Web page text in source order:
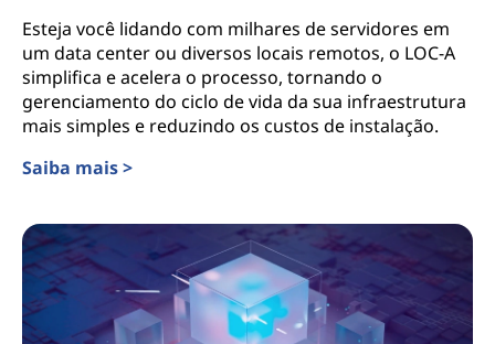
Esteja você lidando com milhares de servidores em
um data center ou diversos locais remotos, o LOC-A
simplifica e acelera o processo, tornando o
gerenciamento do ciclo de vida da sua infraestrutura
mais simples e reduzindo os custos de instalação.
Saiba mais >